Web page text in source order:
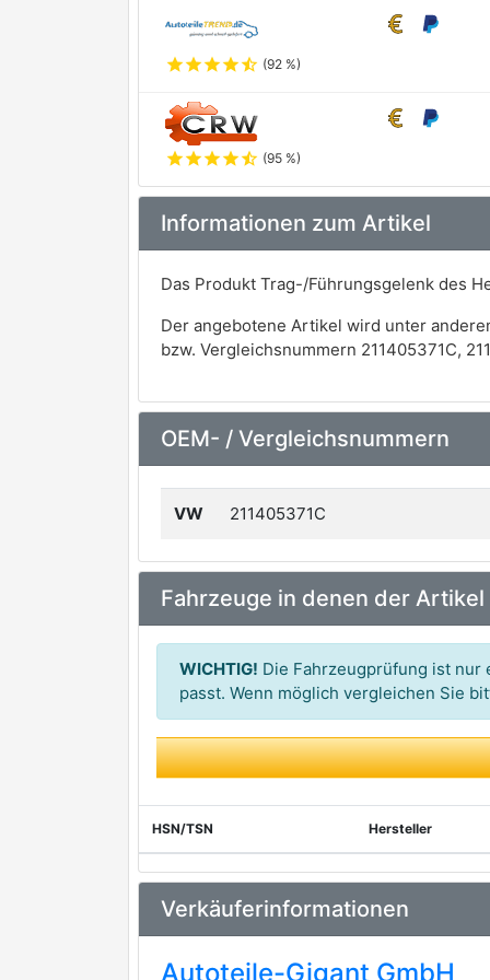
starstarstarstarstar_half (92 %)
starstarstarstarstar_half (95 %)
Informationen zum Artikel
Das Produkt Trag-/Führungsgelenk des
Der angebotene Artikel wird unter
bzw. Vergleichsnummern 211405371C,
OEM- / Vergleichsnummern
VW 211405371C
Fahrzeuge in denen der
WICHTIG! Die Fahrzeugprüfung ist nur
passt. Wenn möglich vergleichen Sie
HSN/TSN Hersteller
Verkäuferinformationen
Autoteile-Gigant GmbH